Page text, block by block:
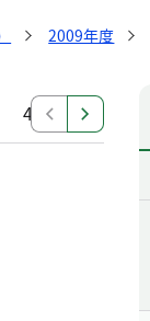
2009年度
4月